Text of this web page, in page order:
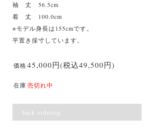
袖 丈 56.5cm
着 丈 100.0cm
※モデル身長は155cmです。
平置き採寸しています。
価格45,000円(税込49,500円)
在庫売切れ中
back ordering